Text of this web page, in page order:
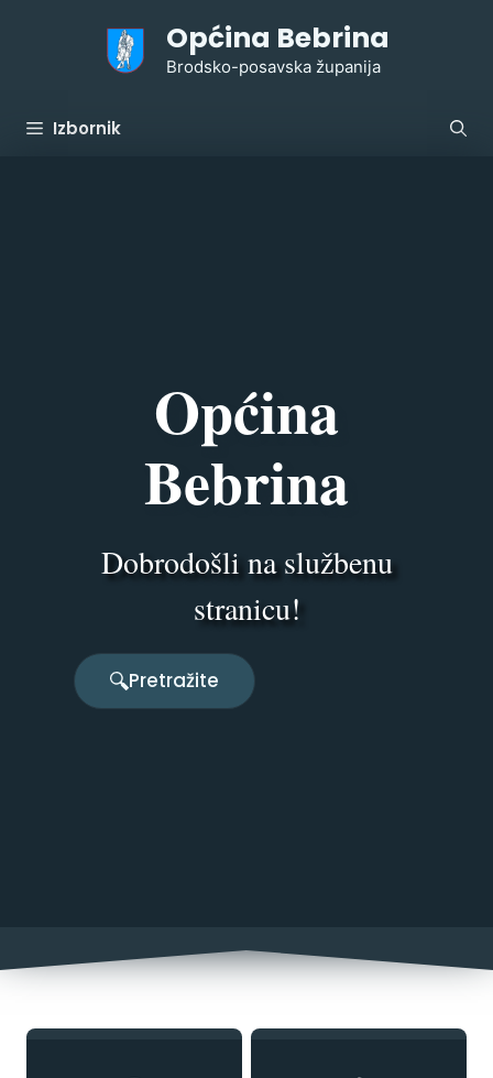
Općina Bebrina
Brodsko-posavska županija
Izbornik
Pretražite
Pretražite
Općina
Bebrina
Dobrodošli na službenu
stranicu!
Pretražite
Pretražite